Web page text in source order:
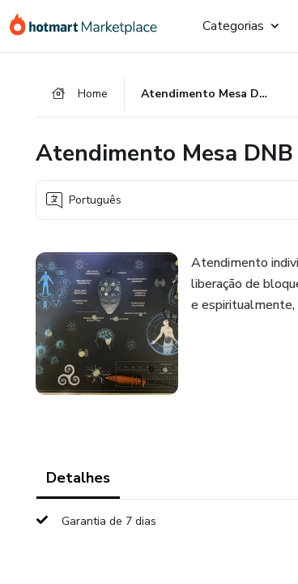
para
para
para
Categorias
Home Atendimento Mesa DNB
Atendimento Mesa DNB
Português
Atendimento
liberação de
e espiritualmente,
Detalhes
Garantia de 7 dias